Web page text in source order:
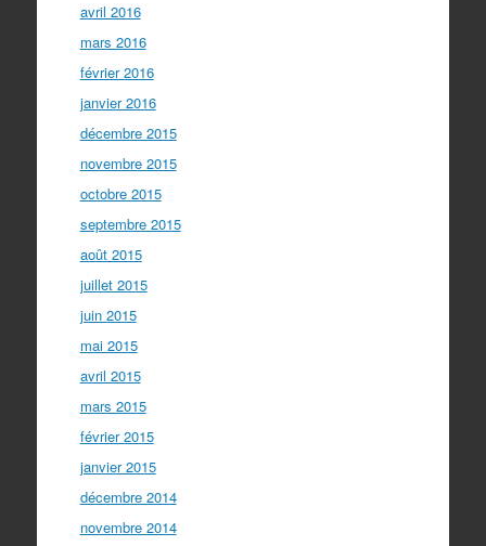
avril 2016
mars 2016
février 2016
janvier 2016
décembre 2015
novembre 2015
octobre 2015
septembre 2015
août 2015
juillet 2015
juin 2015
mai 2015
avril 2015
mars 2015
février 2015
janvier 2015
décembre 2014
novembre 2014